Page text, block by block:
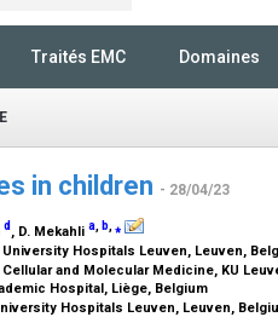
Traités EMC Domaines
in children - 28/04/23
d , D. Mekahli a, b,⁎
Hospitals Leuven, Leuven,
and Molecular Medicine, KU
Hospital, Liège, Belgium
Hospitals Leuven, Leuven,